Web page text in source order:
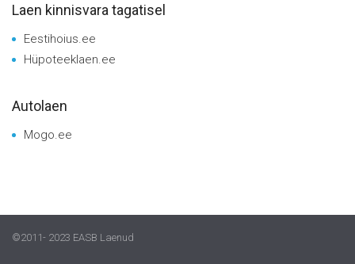
Laen kinnisvara tagatisel
Eestihoius.ee
Hüpoteeklaen.ee
Autolaen
Mogo.ee
©2011- 2023 EASB Laenud